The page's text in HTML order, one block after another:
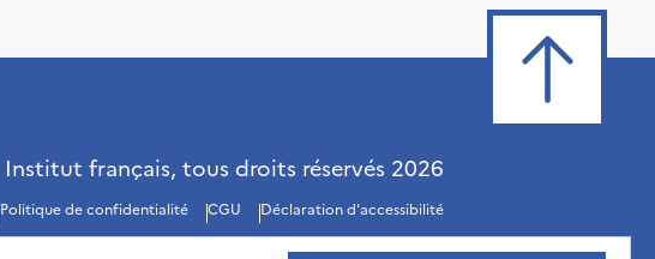
Institut français, tous droits réservés 2026
Politique de confidentialité CGU Déclaration d'accessibilité